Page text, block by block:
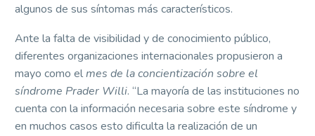
algunos de sus síntomas más característicos.
Ante la falta de visibilidad y de conocimiento público,
diferentes organizaciones internacionales propusieron a
mayo como elmes de la concientización sobre el
síndrome Prader Willi. “La mayoría de las instituciones no
cuenta con la información necesaria sobre este síndrome y
en muchos casos esto dificulta la realización de un